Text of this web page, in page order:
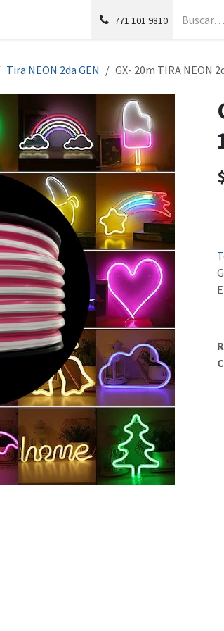
771 101 9810
Tira NEON 2da GEN GX- 20m TIRA NEON